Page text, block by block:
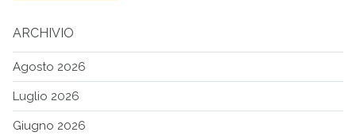
ARCHIVIO
Agosto 2026
Luglio 2026
Giugno 2026